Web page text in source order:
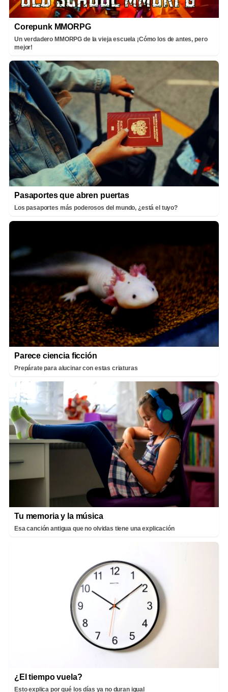
Corepunk MMORPG
Un verdadero MMORPG de la vieja escuela ¡Cómo los de antes, pero
mejor!
Pasaportes que abren puertas
Los pasaportes más poderosos del mundo, ¿está el tuyo?
Parece ciencia ficción
Prepárate para alucinar con estas criaturas
Tu memoria y la música
Esa canción antigua que no olvidas tiene una explicación
¿El tiempo vuela?
Esto explica por qué los días ya no duran igual